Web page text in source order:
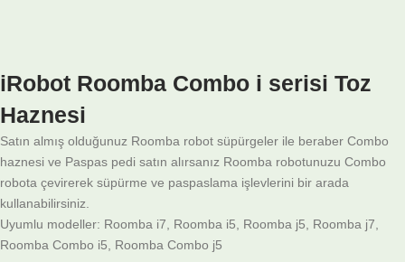
iRobot Roomba Combo i serisi Toz
Haznesi
Satın almış olduğunuz Roomba robot süpürgeler ile beraber Combo
haznesi ve Paspas pedi satın alırsanız Roomba robotunuzu Combo
robota çevirerek süpürme ve paspaslama işlevlerini bir arada
kullanabilirsiniz.
Uyumlu modeller: Roomba i7, Roomba i5, Roomba j5, Roomba j7,
Roomba Combo i5, Roomba Combo j5